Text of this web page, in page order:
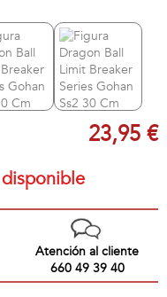
23,95 €
Atención al cliente
660 49 39 40